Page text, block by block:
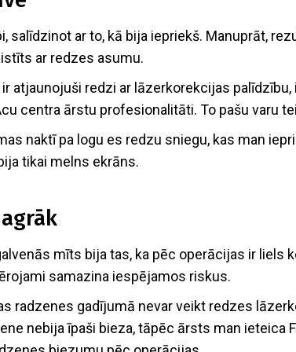
salīdzinot ar to, kā bija iepriekš. Manuprāt,
ar redzes asumu.
atjaunojuši redzi ar lāzerkorekcijas
centra ārstu profesionalitāti. To pašu varu
naktī pa logu es redzu sniegu, kas man
tikai melns ekrāns.
mīts bija tas, ka pēc operācijas ir liels
samazina iespējamos riskus.
radzenes gadījumā nevar veikt redzes
nebija īpaši bieza, tāpēc ārsts man ieteica